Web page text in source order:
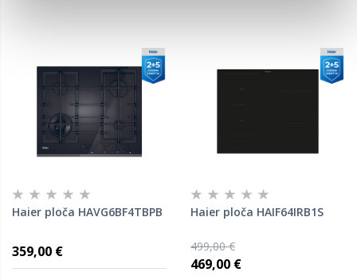
Haier ploča HAVG6BF4TBPB
359,00 €
Haier ploča HAIF64IRB1S
499,00 €
469,00 €